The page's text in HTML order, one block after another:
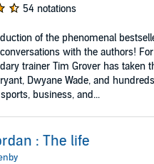
54 notations
of the phenomenal
with the authors!
trainer Tim Grover has taken
Dwyane Wade, and
business, and...
: The life